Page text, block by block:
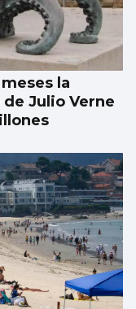
la
Julio Verne